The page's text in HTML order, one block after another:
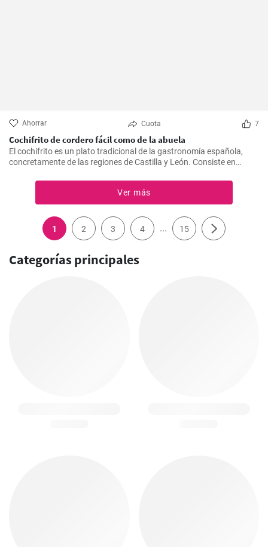
Ahorrar Cuota 7
Cochifrito de cordero fácil como de la abuela
El cochifrito es un plato tradicional de la gastronomía española,
concretamente de las regiones de Castilla y León. Consiste en
vino blanco. Es una receta muy sabrosa y perfecta para disfrutar en
Ver más
1 2 3 4 ... 15
Categorías principales